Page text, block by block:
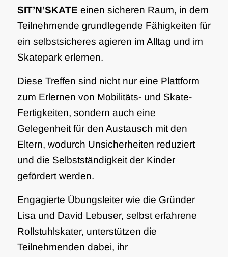
SIT’N’SKATE einen sicheren Raum, in dem
Teilnehmende grundlegende Fähigkeiten für
ein selbstsicheres agieren im Alltag und im
Skatepark erlernen.
Diese Treffen sind nicht nur eine Plattform
zum Erlernen von Mobilitäts- und Skate-
Fertigkeiten, sondern auch eine
Gelegenheit für den Austausch mit den
Eltern, wodurch Unsicherheiten reduziert
und die Selbstständigkeit der Kinder
gefördert werden.
Engagierte Übungsleiter wie die Gründer
Lisa und David Lebuser, selbst erfahrene
Rollstuhlskater, unterstützen die
Teilnehmenden dabei, ihr